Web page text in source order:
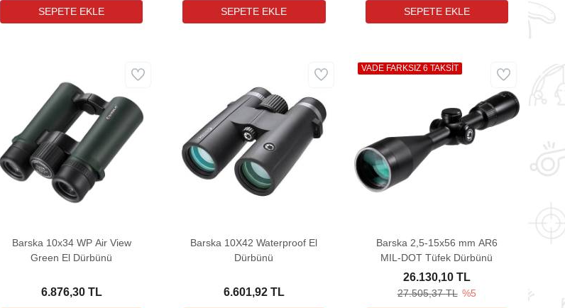
Barska 10x34 WP Air View
Green El Dürbünü
6.876,30 TL
Barska 10X42 Waterproof El
Dürbünü
6.601,92 TL
Barska 2,5-15x56 mm AR6
MIL-DOT Tüfek Dürbünü
27.505,37 TL %5
26.130,10 TL
VADE FARKSIZ 6 TAKSİT